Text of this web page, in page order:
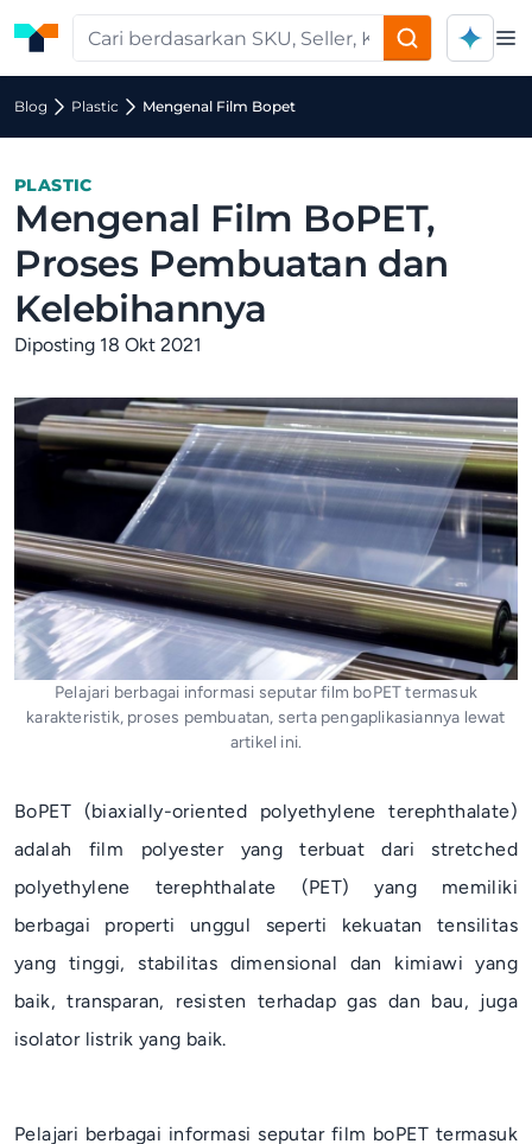
Blog Plastic Mengenal Film Bopet
PLASTIC
Mengenal Film BoPET,
Proses Pembuatan dan
Kelebihannya
Diposting 18 Okt 2021
Pelajari berbagai informasi seputar film boPET termasuk
karakteristik, proses pembuatan, serta pengaplikasiannya lewat
artikel ini.
BoPET (biaxially-oriented polyethylene terephthalate)
adalah film polyester yang terbuat daristretched
polyethylene terephthalate (PET) yang memiliki
berbagai properti unggul seperti kekuatan tensilitas
yang tinggi, stabilitas dimensional dan kimiawi yang
baik, transparan, resisten terhadap gas dan bau, juga
isolator listrik yang baik.
Pelajari berbagai informasi seputar film boPET termasuk